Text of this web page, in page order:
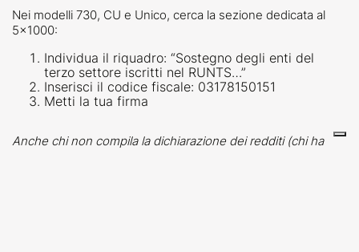
Nei modelli 730, CU e Unico, cerca la sezione dedicata al
5×1000:
Individua il riquadro: “Sostegno degli enti del
terzo settore iscritti nel RUNTS…”
Inserisci il codice fiscale: 03178150151
Metti la tua firma
Anche chi non compila la dichiarazione dei redditi (chi ha